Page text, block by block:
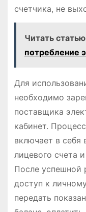
счетчика, не
Читать статью
потребление
Для
необходимо
поставщика
кабинет.
включает в себя
лицевого счета
После успешной
доступ к
передать